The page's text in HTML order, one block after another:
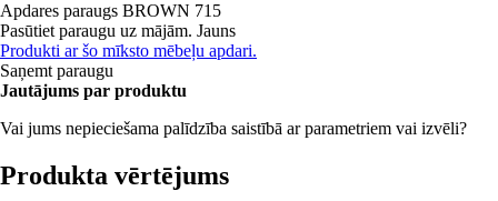
Apdares paraugs BROWN 715
Pasūtiet paraugu uz mājām. Jauns
Produkti ar šo mīksto mēbeļu apdari.
Saņemt paraugu
Jautājums par produktu
Vai jums nepieciešama palīdzība saistībā ar parametriem vai izvēli?
Produkta vērtējums